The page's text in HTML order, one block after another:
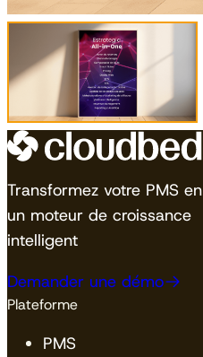
Transformez votre PMS en
un moteur de croissance
intelligent
Demander une démo
Plateforme
PMS